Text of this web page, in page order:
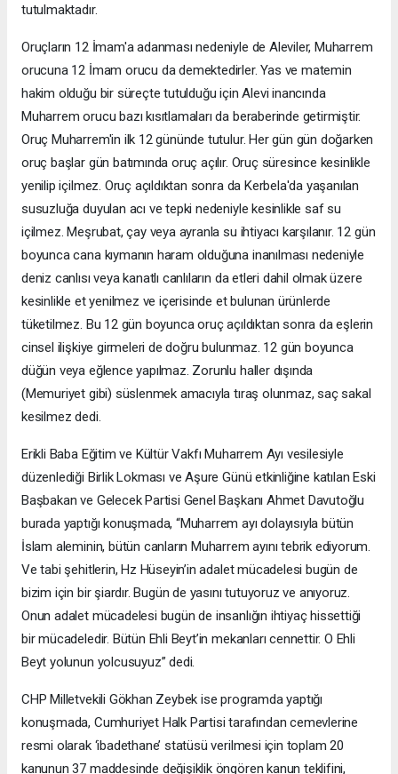
tutulmaktadır.
Oruçların 12 İmam'a adanması nedeniyle de Aleviler, Muharrem
orucuna 12 İmam orucu da demektedirler. Yas ve matemin
hakim olduğu bir süreçte tutulduğu için Alevi inancında
Muharrem orucu bazı kısıtlamaları da beraberinde getirmiştir.
Oruç Muharrem'in ilk 12 gününde tutulur. Her gün gün doğarken
oruç başlar gün batımında oruç açılır. Oruç süresince kesinlikle
yenilip içilmez. Oruç açıldıktan sonra da Kerbela'da yaşanılan
susuzluğa duyulan acı ve tepki nedeniyle kesinlikle saf su
içilmez. Meşrubat, çay veya ayranla su ihtiyacı karşılanır. 12 gün
boyunca cana kıymanın haram olduğuna inanılması nedeniyle
deniz canlısı veya kanatlı canlıların da etleri dahil olmak üzere
kesinlikle et yenilmez ve içerisinde et bulunan ürünlerde
tüketilmez. Bu 12 gün boyunca oruç açıldıktan sonra da eşlerin
cinsel ilişkiye girmeleri de doğru bulunmaz. 12 gün boyunca
düğün veya eğlence yapılmaz. Zorunlu haller dışında
(Memuriyet gibi) süslenmek amacıyla tıraş olunmaz, saç sakal
kesilmez dedi.
Erikli Baba Eğitim ve Kültür Vakfı Muharrem Ayı vesilesiyle
düzenlediği Birlik Lokması ve Aşure Günü etkinliğine katılan Eski
Başbakan ve Gelecek Partisi Genel Başkanı Ahmet Davutoğlu
burada yaptığı konuşmada, “Muharrem ayı dolayısıyla bütün
İslam aleminin, bütün canların Muharrem ayını tebrik ediyorum.
Ve tabi şehitlerin, Hz Hüseyin’in adalet mücadelesi bugün de
bizim için bir şiardır. Bugün de yasını tutuyoruz ve anıyoruz.
Onun adalet mücadelesi bugün de insanlığın ihtiyaç hissettiği
bir mücadeledir. Bütün Ehli Beyt’in mekanları cennettir. O Ehli
Beyt yolunun yolcusuyuz” dedi.
CHP Milletvekili Gökhan Zeybek ise programda yaptığı
konuşmada, Cumhuriyet Halk Partisi tarafından cemevlerine
resmi olarak ‘ibadethane’ statüsü verilmesi için toplam 20
kanunun 37 maddesinde değişiklik öngören kanun teklifini,